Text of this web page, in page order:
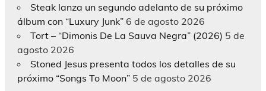
Steak lanza un segundo adelanto de su próximo
álbum con “Luxury Junk” 6 de agosto 2026
Tort – “Dimonis De La Sauva Negra” (2026) 5 de
agosto 2026
Stoned Jesus presenta todos los detalles de su
próximo “Songs To Moon” 5 de agosto 2026